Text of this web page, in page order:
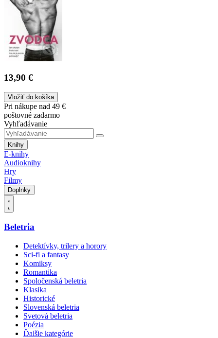
13,90 €
Vložiť do košíka
Pri nákupe nad 49 €
poštovné zadarmo
Vyhľadávanie
Knihy
E-knihy
Audioknihy
Hry
Filmy
Doplnky
Beletria
Detektívky, trilery a horory
Sci-fi a fantasy
Komiksy
Romantika
Spoločenská beletria
Klasika
Historické
Slovenská beletria
Svetová beletria
Poézia
Ďalšie kategórie